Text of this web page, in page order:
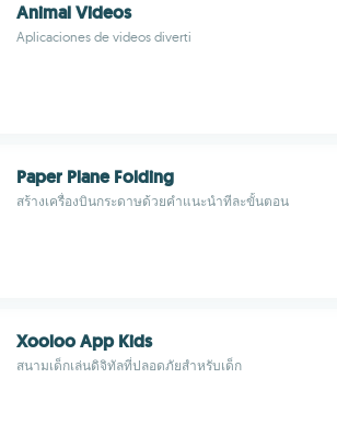
Animal Videos
Aplicaciones de videos diverti
Paper Plane Folding
สร้างเครื่องบินกระดาษด้วยคำแนะนำทีละขั้นตอน
Xooloo App Kids
สนามเด็กเล่นดิจิทัลที่ปลอดภัยสำหรับเด็ก